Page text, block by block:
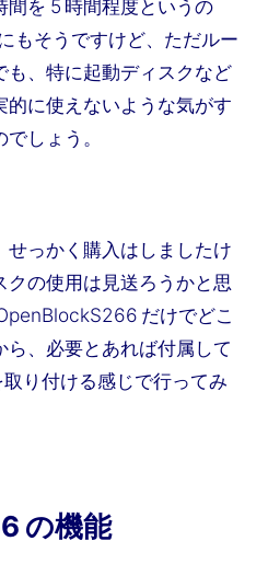
を 5 時間程度というの
もそうですけど、ただルー
も、特に起動ディスクなど
的に使えないような気がす
しょう。
せっかく購入はしましたけ
クの使用は見送ろうかと思
だけでどこ
ら、必要とあれば付属して
り付ける感じで行ってみ
の機能